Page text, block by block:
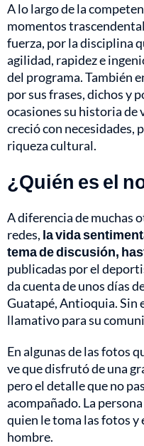
A lo largo de la
momentos
fuerza, por la disciplina
agilidad, rapidez e
del programa. También
por sus frases, dichos y
ocasiones su historia de
creció con necesidades,
riqueza cultural.
¿Quién es el
A diferencia de muchas
redes, la vida
tema de discusión,
publicadas por el
da cuenta de unos días
Guatapé, Antioquia. Sin
llamativo para su
En algunas de las fotos
ve que disfrutó de una
pero el detalle que no
acompañado. La
quien le toma las fotos y
hombre.